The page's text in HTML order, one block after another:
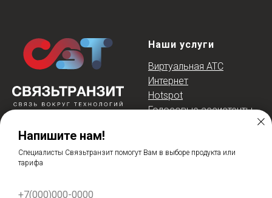
© 2026 Связьтранзит
Наши услуги
Виртуальная АТС
Интернет
Hotspot
Голосовые ассистенты
Готовые решения
О компании
Напишите нам!
Cпециалисты Связьтранзит помогут Вам в выборе продукта или
тарифа
+7(000)000-0000